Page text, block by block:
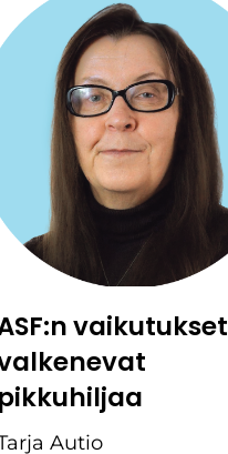
vaikutukset
pikkuhiljaa
Autio